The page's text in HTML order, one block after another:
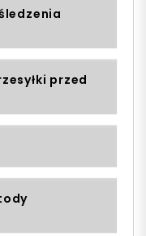
przed